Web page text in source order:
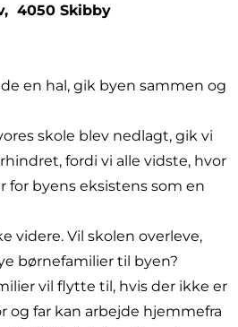
4050 Skibby
en hal, gik byen sammen og
skole blev nedlagt, gik vi
fordi vi alle vidste, hvor
for byens eksistens som en
videre. Vil skolen overleve,
børnefamilier til byen?
vil flytte til, hvis der ikke er
og far kan arbejde hjemmefra